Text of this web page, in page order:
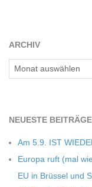
S
C
H
M
ARCHIV
Archiv
NEU­ESTE BEITRÄGE
Am 5.9. IST
Europa ruft (mal
EU in Brüs­sel und